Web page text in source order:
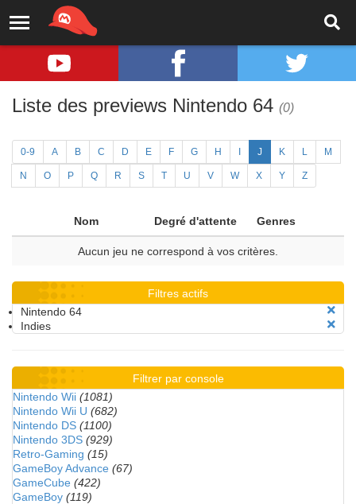
Liste des previews Nintendo 64 (0)
0-9 A B C D E F G H J K L M
N O P Q R S T U V W X Y Z
Nom Degré d'attente Genres
Aucun jeu ne correspond à vos critères.
Filtres actifs
Nintendo 64
Indies
Filtrer par console
Nintendo Wii (1081)
Nintendo Wii U (682)
Nintendo DS (1100)
Nintendo 3DS (929)
Retro-Gaming (15)
GameBoy Advance (67)
GameCube (422)
GameBoy (119)